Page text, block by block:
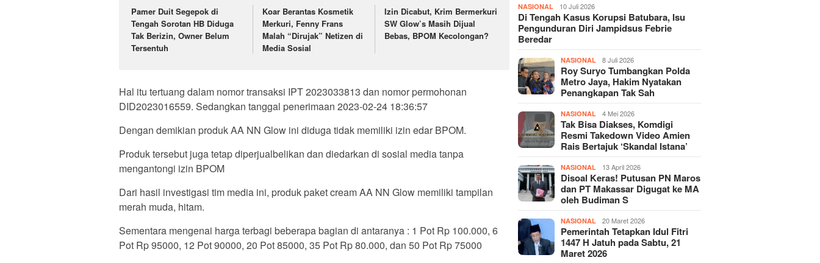
Pamer Duit Segepok di
Tengah Sorotan HB Diduga
Tak Berizin, Owner Belum
Tersentuh
Koar Berantas Kosmetik
Merkuri, Fenny Frans
Malah “Dirujak” Netizen di
Media Sosial
Izin Dicabut, Krim Bermerkuri
SW Glow’s Masih Dijual
Bebas, BPOM Kecolongan?
Hal itu tertuang dalam nomor transaksi IPT 2023033813 dan nomor permohonan
DID2023016559. Sedangkan tanggal penerimaan 2023-02-24 18:36:57
Dengan demikian produk AA NN Glow ini diduga tidak memiliki izin edar BPOM.
Produk tersebut juga tetap diperjualbelikan dan diedarkan di sosial media tanpa
mengantongi izin BPOM
Dari hasil investigasi tim media ini, produk paket cream AA NN Glow memiliki tampilan
merah muda, hitam.
Sementara mengenai harga terbagi beberapa bagian di antaranya : 1 Pot Rp 100.000, 6
Pot Rp 95000, 12 Pot 90000, 20 Pot 85000, 35 Pot Rp 80.000, dan 50 Pot Rp 75000
NASIONAL 10 Juli 2026
Di Tengah Kasus Korupsi Batubara, Isu
Pengunduran Diri Jampidsus Febrie
Beredar
NASIONAL 8 Juli 2026
Roy Suryo Tumbangkan Polda
Metro Jaya, Hakim Nyatakan
Penangkapan Tak Sah
NASIONAL 4 Mei 2026
Tak Bisa Diakses, Komdigi
Resmi Takedown Video Amien
Rais Bertajuk ‘Skandal Istana’
NASIONAL 13 April 2026
Disoal Keras! Putusan PN Maros
dan PT Makassar Digugat ke MA
oleh Budiman S
NASIONAL 20 Maret 2026
Pemerintah Tetapkan Idul Fitri
1447 H Jatuh pada Sabtu, 21
Maret 2026